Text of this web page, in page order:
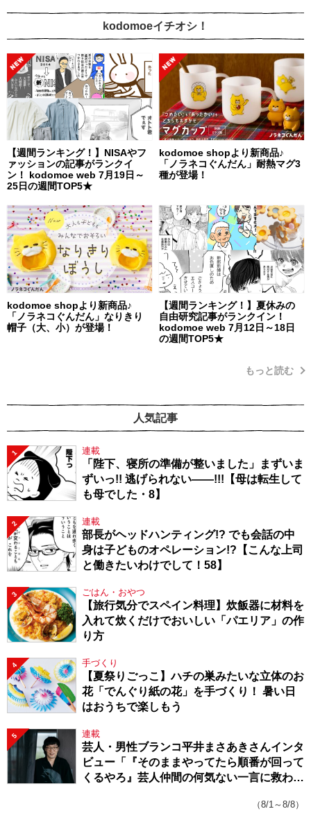
kodomoeイチオシ！
【週間ランキング！】NISAやフ
ァッションの記事がランクイ
ン！ kodomoe web 7月19日～
25日の週間TOP5★
kodomoe shopより新商品♪
「ノラネコぐんだん」耐熱マグ3
種が登場！
kodomoe shopより新商品♪
「ノラネコぐんだん」なりきり
帽子（大、小）が登場！
【週間ランキング！】夏休みの
自由研究記事がランクイン！
kodomoe web 7月12日～18日
の週間TOP5★
もっと読む
人気記事
1 連載
「陛下、寝所の準備が整いました」まずいま
ずいっ!! 逃げられない――!!!【母は転生して
も母でした・8】
2 連載
部長がヘッドハンティング!? でも会話の中
身は子どものオペレーション!?【こんな上司
と働きたいわけでして！58】
3 ごはん・おやつ
【旅行気分でスペイン料理】炊飯器に材料を
入れて炊くだけでおいしい「パエリア」の作
り方
4 手づくり
【夏祭りごっこ】ハチの巣みたいな立体のお
花「でんぐり紙の花」を手づくり！ 暑い日
はおうちで楽しもう
5 連載
芸人・男性ブランコ平井まさあきさんインタ
ビュー「『そのままやってたら順番が回って
くるやろ』芸人仲間の何気ない一言に救われ
（8/1～8/8）